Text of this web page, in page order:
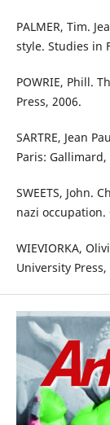
PALMER, Tim.
style. Studies in
POWRIE, Phill.
Press, 2006.
SARTRE, Jean
Paris: Gallimard,
SWEETS, John.
nazi occupation.
WIEVIORKA,
University Press,